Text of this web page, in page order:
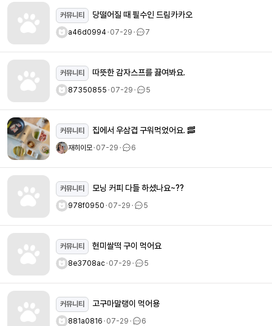
커뮤니티 당떨어질 때 필수인 드림카카오
a46d0994ㆍ07-29ㆍ 7
커뮤니티 따뜻한 감자스프를 끓여봐요.
87350855ㆍ07-29ㆍ 5
커뮤니티 집에서 우삼겹 구워먹었어요. 🥓
재히이모ㆍ07-29ㆍ 6
커뮤니티 모닝 커피 다들 하셨나요~??
978f0950ㆍ07-29ㆍ 5
커뮤니티 현미쌀떡 구이 먹어요
8e3708acㆍ07-29ㆍ 5
커뮤니티 고구마말랭이 먹어용
881a0816ㆍ07-29ㆍ 6